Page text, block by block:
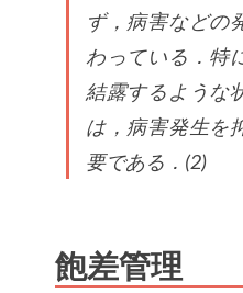
ず，病害などの
わっている．特
結露するような
は，病害発生を
要である．(2)
飽差管理